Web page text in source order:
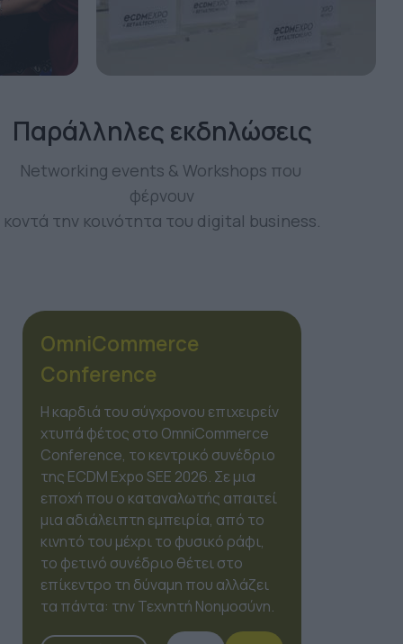
Παράλληλες εκδηλώσεις
Networking events & Workshops που
φέρνουν
κοντά την κοινότητα του digital business.
OmiMarketing
Conference
Το marketing δεν είναι πια μια
γραμμική διαδικασία, αλλά ένα
οικοσύστημα από χιλιάδες
δεδομένα. Στο πλαίσιο της ECDM
Expo 2026, το OmniMarketing
Conference έρχεται να
επαναπροσδιορίσει τον τρόπο
που τα brands συνδέονται με τους
ανθρώπους, τοποθετώντας την
Τεχνητή Νοημοσύνη στη θέση του